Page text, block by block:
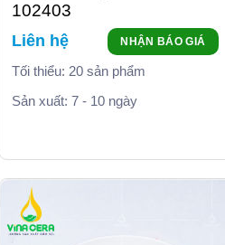
102403
Liên hệ
Tối thiểu: 20 sản phẩm
Sản xuất: 7 - 10 ngày
NHẬN BÁO GIÁ